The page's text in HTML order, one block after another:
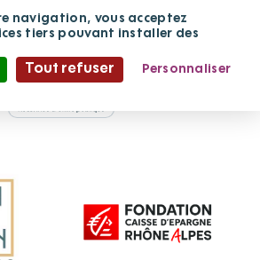
font déjà
merci à
eux
navigation, vous acceptez
tiers pouvant installer des
Tout refuser
Personnaliser